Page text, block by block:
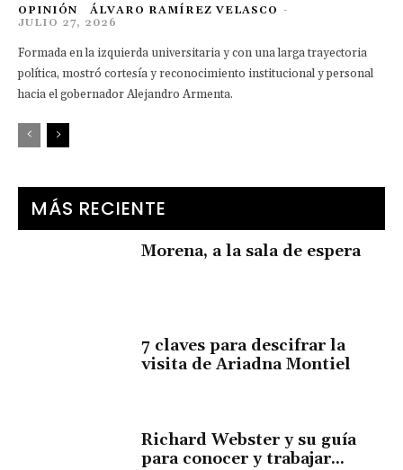
OPINIÓN ÁLVARO RAMÍREZ VELASCO -
JULIO 27, 2026
Formada en la izquierda universitaria y con una larga trayectoria
política, mostró cortesía y reconocimiento institucional y personal
hacia el gobernador Alejandro Armenta.
MÁS RECIENTE
Morena, a la sala de espera
7 claves para descifrar la
visita de Ariadna Montiel
Richard Webster y su guía
para conocer y trabajar...